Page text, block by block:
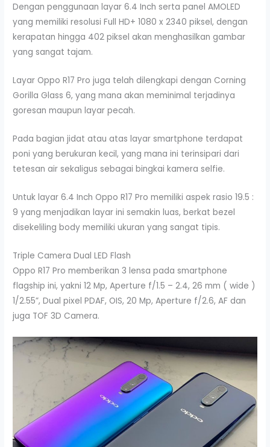
Dengan penggunaan layar 6.4 Inch serta panel AMOLED
yang memiliki resolusi Full HD+ 1080 x 2340 piksel, dengan
kerapatan hingga 402 piksel akan menghasilkan gambar
yang sangat tajam.
Layar Oppo R17 Pro juga telah dilengkapi dengan Corning
Gorilla Glass 6, yang mana akan meminimal terjadinya
goresan maupun layar pecah.
Pada bagian jidat atau atas layar smartphone terdapat
poni yang berukuran kecil, yang mana ini terinsipari dari
tetesan air sekaligus sebagai bingkai kamera selfie.
Untuk layar 6.4 Inch Oppo R17 Pro memiliki aspek rasio 19.5 :
9 yang menjadikan layar ini semakin luas, berkat bezel
disekeliling body memiliki ukuran yang sangat tipis.
Triple Camera Dual LED Flash
Oppo R17 Pro memberikan 3 lensa pada smartphone
flagship ini, yakni 12 Mp, Aperture f/1.5 – 2.4, 26 mm ( wide )
1/2.55”, Dual pixel PDAF, OIS, 20 Mp, Aperture f/2.6, AF dan
juga TOF 3D Camera.